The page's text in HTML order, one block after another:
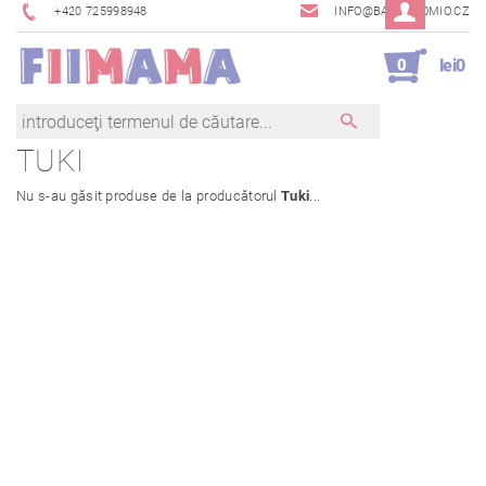
+420 725998948 INFO@BAMBINOMIO.CZ
0 lei0
TUKI
Nu s-au găsit produse de la producătorulTuki...